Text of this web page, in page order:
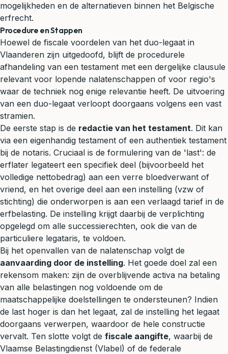
mogelijkheden en de alternatieven binnen het Belgische
erfrecht.
Procedure en Stappen
Hoewel de fiscale voordelen van het duo-legaat in
Vlaanderen zijn uitgedoofd, blijft de procedurele
afhandeling van een testament met een dergelijke clausule
relevant voor lopende nalatenschappen of voor regio's
waar de techniek nog enige relevantie heeft. De uitvoering
van een duo-legaat verloopt doorgaans volgens een vast
stramien.
De eerste stap is de redactie van het testament. Dit kan
via een eigenhandig testament of een authentiek testament
bij de notaris. Cruciaal is de formulering van de 'last': de
erflater legateert een specifiek deel (bijvoorbeeld het
volledige nettobedrag) aan een verre bloedverwant of
vriend, en het overige deel aan een instelling (vzw of
stichting) die onderworpen is aan een verlaagd tarief in de
erfbelasting. De instelling krijgt daarbij de verplichting
opgelegd om alle successierechten, ook die van de
particuliere legataris, te voldoen.
Bij het openvallen van de nalatenschap volgt de
aanvaarding door de instelling. Het goede doel zal een
rekensom maken: zijn de overblijvende activa na betaling
van alle belastingen nog voldoende om de
maatschappelijke doelstellingen te ondersteunen? Indien
de last hoger is dan het legaat, zal de instelling het legaat
doorgaans verwerpen, waardoor de hele constructie
vervalt. Ten slotte volgt de fiscale aangifte, waarbij de
Vlaamse Belastingdienst (Vlabel) of de federale